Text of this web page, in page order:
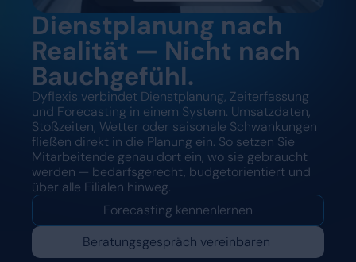
Dienstplanung nach
Realität — Nicht nach
Bauchgefühl.
Dyflexis verbindet Dienstplanung, Zeiterfassung
und Forecasting in einem System. Umsatzdaten,
Stoßzeiten, Wetter oder saisonale Schwankungen
fließen direkt in die Planung ein. So setzen Sie
Mitarbeitende genau dort ein, wo sie gebraucht
werden — bedarfsgerecht, budgetorientiert und
über alle Filialen hinweg.
Forecasting kennenlernen
Beratungsgespräch vereinbaren